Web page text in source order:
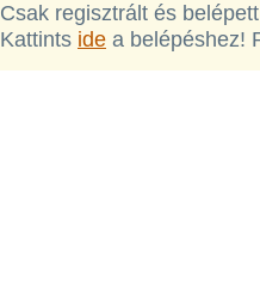
Csak regisztrált és
Kattints ide a belépéshez!